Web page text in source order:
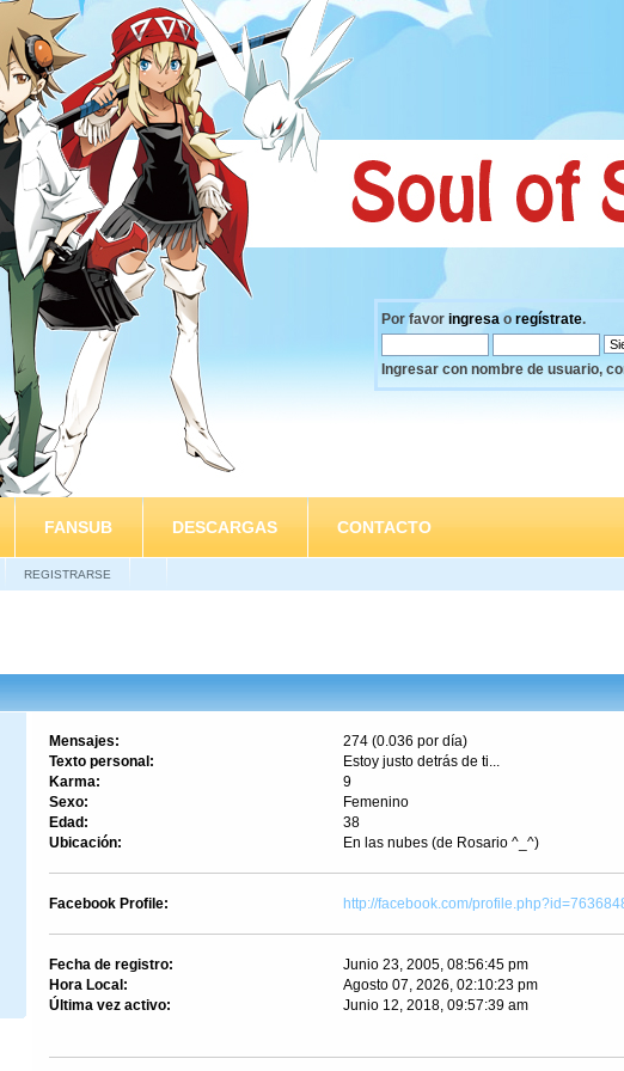
Por favor ingresa o regístrate.
Ingresar con nombre de usuario,
FANSUB DESCARGAS CONTACTO
REGISTRARSE
Mensajes:
274 (0.036 por día)
Texto personal:
Estoy justo detrás de ti...
Karma:
9
Sexo:
Femenino
Edad:
38
Ubicación:
En las nubes (de Rosario ^_^)
Facebook Profile: http://facebook.com/
Fecha de registro:
Junio 23, 2005, 08:56:45 pm
Hora Local:
Agosto 07, 2026, 02:10:23 pm
Última vez activo:
Junio 12, 2018, 09:57:39 am